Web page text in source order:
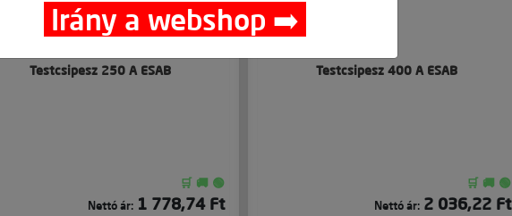
Testcsipesz 250 A ESAB
🛒 🚚 🟢
Nettó ár: 1 778,74 Ft
Testcsipesz 400 A ESAB
🛒 🚚 🟢
Nettó ár: 2 036,22 Ft
Irány a webshop ➡️